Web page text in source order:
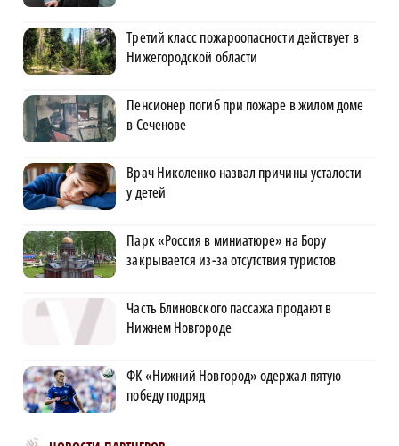
Третий класс пожароопасности действует в
Нижегородской области
Пенсионер погиб при пожаре в жилом доме
в Сеченове
Врач Николенко назвал причины усталости
у детей
Парк «Россия в миниатюре» на Бору
закрывается из-за отсутствия туристов
Часть Блиновского пассажа продают в
Нижнем Новгороде
ФК «Нижний Новгород» одержал пятую
победу подряд